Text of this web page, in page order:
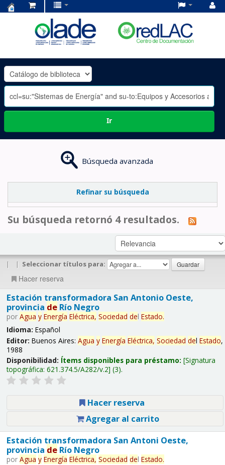
OLADE
-
Ir
Búsqueda avanzada
Refinar su búsqueda
Su búsqueda retornó 4 resultados.
| | Seleccionar títulos para:
Hacer reserva
Estación transformadora San Antonio Oeste,
provincia deRío Negro
por Agua y Energía Eléctrica, Sociedad del Estado.
Idioma: Español
Editor: Buenos Aires: Agua y Energía Eléctrica, Sociedad del Estado,
1988
Disponibilidad: Ítems disponibles para préstamo: Signatura
topográfica: 621.374.5/A282/v.2 (3).
Hacer reserva
Agregar al carrito
Estación transformadora San Antoni Oeste,
provincia deRío Negro
por Agua y Energía Eléctrica, Sociedad del Estado.